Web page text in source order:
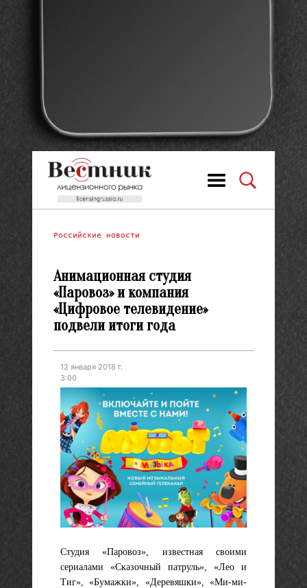
Российские новости
Анимационная студия
«Паровоз» и компания
«Цифровое телевидение»
подвели итоги года
12 января 2018 г.
3:00
Студия «Паровоз», известная своими
сериалами «Сказочный патруль», «Лео и
Тиг», «Бумажки», «Деревяшки», «Ми-ми-